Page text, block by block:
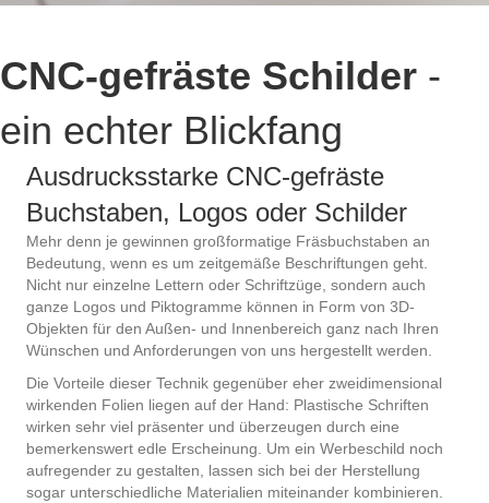
CNC-gefräste Schilder -
ein echter Blickfang
Ausdrucksstarke CNC-gefräste
Buchstaben, Logos oder Schilder
Mehr denn je gewinnen großformatige Fräsbuchstaben an
Bedeutung, wenn es um zeitgemäße Beschriftungen geht.
Nicht nur einzelne Lettern oder Schriftzüge, sondern auch
ganze Logos und Piktogramme können in Form von 3D-
Objekten für den Außen- und Innenbereich ganz nach Ihren
Wünschen und Anforderungen von uns hergestellt werden.
Die Vorteile dieser Technik gegenüber eher zweidimensional
wirkenden Folien liegen auf der Hand: Plastische Schriften
wirken sehr viel präsenter und überzeugen durch eine
bemerkenswert edle Erscheinung. Um ein Werbeschild noch
aufregender zu gestalten, lassen sich bei der Herstellung
sogar unterschiedliche Materialien miteinander kombinieren.